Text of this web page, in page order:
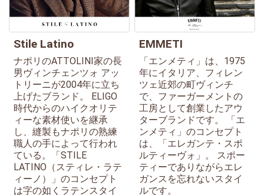
Stile Latino
ナポリのATTOLINI家の長
男ヴィンチェンツォ アッ
トリーニが2004年に立ち
上げたブランド。 ELIGO
時代からのハイクオリテ
ィーな素材使いを継承
し、縫製もナポリの熟練
職人の手によって行われ
ている。「STILE
LATINO（スティレ・ラテ
ィーノ）」のコンセプト
は字の如くラテンスタイ
EMMETI
「エンメティ」は、1975
年にイタリア、フィレン
ツェ近郊の町ヴィンチ
で、ファーガーメントの
工房として創業したアウ
ターブランドです。 「エ
ンメティ」のコンセプト
は、「エレガンテ・スポ
ルティーヴォ」。 スポー
ティーでありながらエレ
ガンスを忘れないスタイ
ルです。